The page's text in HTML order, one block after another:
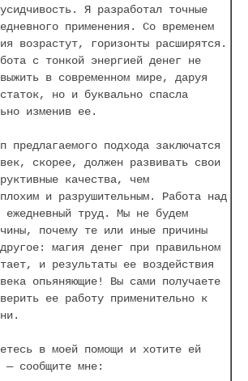
Я разработал точные
применения. Со временем
возрастут, горизонты расширятся.
с тонкой энергией денег не
в современном мире, даруя
но и буквально спасла
изменив ее.
предлагаемого подхода заключатся
скорее, должен развивать свои
качества, чем
и разрушительным. Работа над
ежедневный труд. Мы не будем
почему те или иные причины
магия денег при правильном
и результаты ее воздействия
опьяняющие! Вы сами получаете
ее работу применительно к
в моей помощи и хотите ей
— сообщите мне: